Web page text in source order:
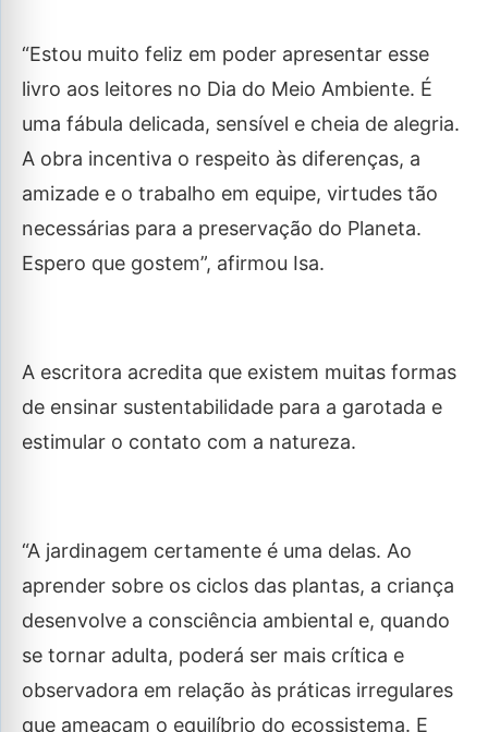
“Estou muito feliz em poder apresentar esse
livro aos leitores no Dia do Meio Ambiente. É
uma fábula delicada, sensível e cheia de alegria.
A obra incentiva o respeito às diferenças, a
amizade e o trabalho em equipe, virtudes tão
necessárias para a preservação do Planeta.
Espero que gostem”, afirmou Isa.
A escritora acredita que existem muitas formas
de ensinar sustentabilidade para a garotada e
estimular o contato com a natureza.
“A jardinagem certamente é uma delas. Ao
aprender sobre os ciclos das plantas, a criança
desenvolve a consciência ambiental e, quando
se tornar adulta, poderá ser mais crítica e
observadora em relação às práticas irregulares
que ameaçam o equilíbrio do ecossistema. E